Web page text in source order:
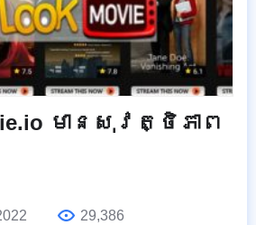
មានសុវត្ថិភាព
29,386